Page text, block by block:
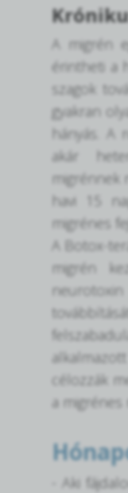
A migrén
érintheti a
szagok
gyakran
hányás. A
akár
migrénnek
havi 15
migrénes
A Botox-
migrén
célozzák
a migrénes
- Aki